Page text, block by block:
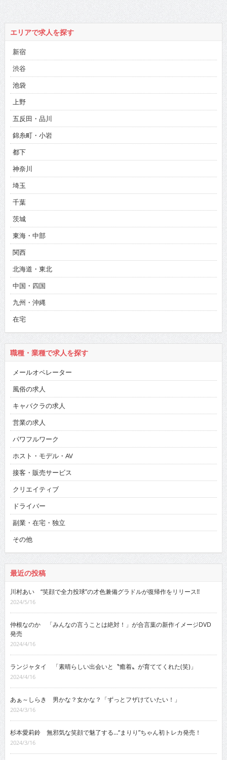
エリアで求人を探す
新宿
渋谷
池袋
上野
五反田・品川
錦糸町・小岩
都下
神奈川
埼玉
千葉
茨城
東海・中部
関西
北海道・東北
中国・四国
九州・沖縄
在宅
職種・業種で求人を探す
メールオペレーター
風俗の求人
キャバクラの求人
営業の求人
パワフルワーク
ホスト・モデル・AV
接客・販売サービス
クリエイティブ
ドライバー
副業・在宅・独立
その他
最近の投稿
川村あい “笑顔で全力投球”の才色兼備グラドルが復帰作をリリース!!
2024/5/16
仲根なのか 「みんなの言うことは絶対！」が合言葉の新作イメージDVD
発売
2024/4/16
ランジャタイ 「素晴らしい出会いと〝癒着〟が育ててくれた(笑)」
2024/4/16
あぁ～しらき 男かな？女かな？「ずっとフザけていたい！」
2024/3/16
杉本愛莉鈴 無邪気な笑顔で魅了する…“まりり”ちゃん初トレカ発売！
2024/3/16